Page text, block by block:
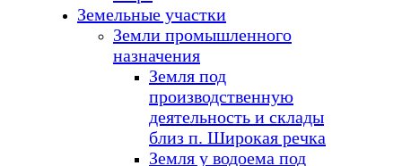
Земельные участки
Земли промышленного
назначения
Земля под
производственную
деятельность и склады
близ п. Широкая речка
Земля у водоема под